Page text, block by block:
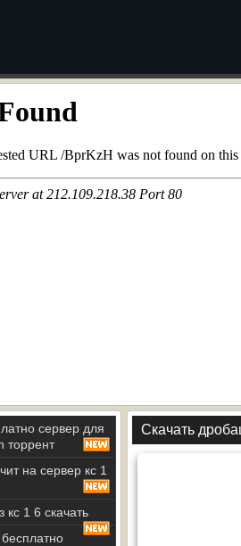
сервер для
торрент
на сервер кс 1
кс 1 6 скачать
бесплатно
Скачать